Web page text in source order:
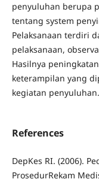
penyuluhan berupa
tentang system
Pelaksanaan terdiri
pelaksanaan,
Hasilnya
keterampilan yang
kegiatan penyuluhan.
References
DepKes RI. (2006).
ProsedurRekam